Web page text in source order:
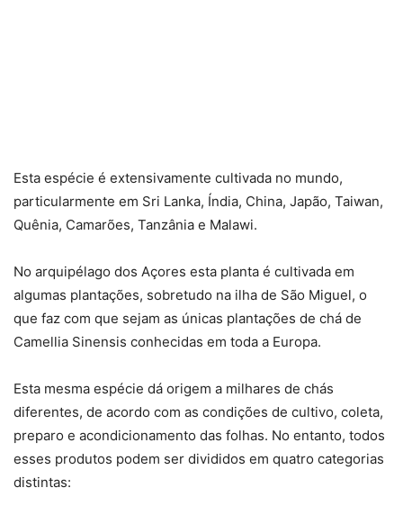
Esta espécie é extensivamente cultivada no mundo,
particularmente em Sri Lanka, Índia, China, Japão, Taiwan,
Quênia, Camarões, Tanzânia e Malawi.
No arquipélago dos Açores esta planta é cultivada em
algumas plantações, sobretudo na ilha de São Miguel, o
que faz com que sejam as únicas plantações de chá de
Camellia Sinensis conhecidas em toda a Europa.
Esta mesma espécie dá origem a milhares de chás
diferentes, de acordo com as condições de cultivo, coleta,
preparo e acondicionamento das folhas. No entanto, todos
esses produtos podem ser divididos em quatro categorias
distintas: